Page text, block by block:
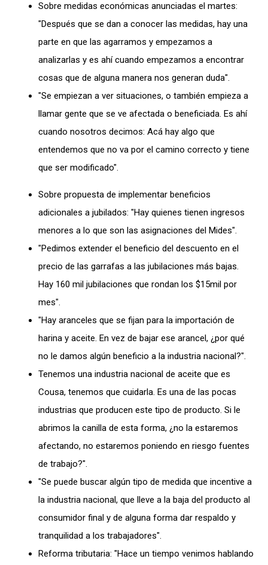
Sobre medidas económicas anunciadas el martes:
"Después que se dan a conocer las medidas, hay una
parte en que las agarramos y empezamos a
analizarlas y es ahí cuando empezamos a encontrar
cosas que de alguna manera nos generan duda".
"Se empiezan a ver situaciones, o también empieza a
llamar gente que se ve afectada o beneficiada. Es ahí
cuando nosotros decimos: Acá hay algo que
entendemos que no va por el camino correcto y tiene
que ser modificado".
Sobre propuesta de implementar beneficios
adicionales a jubilados: "Hay quienes tienen ingresos
menores a lo que son las asignaciones del Mides".
"Pedimos extender el beneficio del descuento en el
precio de las garrafas a las jubilaciones más bajas.
Hay 160 mil jubilaciones que rondan los $15mil por
mes".
"Hay aranceles que se fijan para la importación de
harina y aceite. En vez de bajar ese arancel, ¿por qué
no le damos algún beneficio a la industria nacional?".
Tenemos una industria nacional de aceite que es
Cousa, tenemos que cuidarla. Es una de las pocas
industrias que producen este tipo de producto. Si le
abrimos la canilla de esta forma, ¿no la estaremos
afectando, no estaremos poniendo en riesgo fuentes
de trabajo?".
"Se puede buscar algún tipo de medida que incentive a
la industria nacional, que lleve a la baja del producto al
consumidor final y de alguna forma dar respaldo y
tranquilidad a los trabajadores".
Reforma tributaria: "Hace un tiempo venimos hablando